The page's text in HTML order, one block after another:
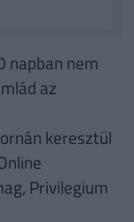
napban nem
az
keresztül
Privilegium